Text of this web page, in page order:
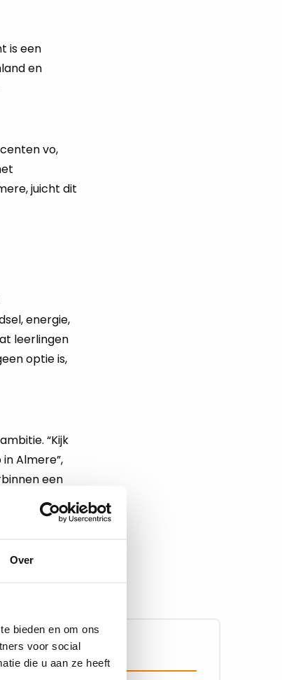
Over
bieden en om ons
voor social
die u aan ze heeft
is een
en
vo,
juicht dit
energie,
leerlingen
optie is,
“Kijk
Almere”,
een
terrein een
2025